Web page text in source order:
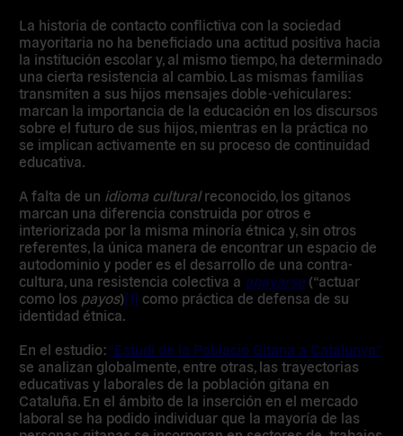
La historia de contacto conflictiva con la sociedad
mayoritaria no ha beneficiado una actitud positiva hacia
la institución escolar y, al mismo tiempo, ha determinado
una cierta resistencia al cambio. Las mismas familias
transmiten a sus hijos mensajes doble-vehiculares:
marcan la importancia de la educación en los discursos
sobre el futuro de sus hijos, mientras en la práctica no
se implican activamente en su proceso de continuidad
educativa.
A falta de un idioma culturalreconocido, los gitanos
marcan una diferencia construida por otros e
interiorizada por la misma minoría étnica y, sin otros
referentes, la única manera de encontrar un espacio de
autodominio y poder es el desarrollo de una contra-
cultura, una resistencia colectiva a apayarse (“actuar
como los payos)[1] como práctica de defensa de su
identidad étnica.
En el estudio:“Estudi de la Població Gitana a Catalunya”
se analizan globalmente, entre otras, las trayectorias
educativas y laborales de la población gitana en
Cataluña. En el ámbito de la inserción en el mercado
laboral se ha podido individuar que la mayoría de las